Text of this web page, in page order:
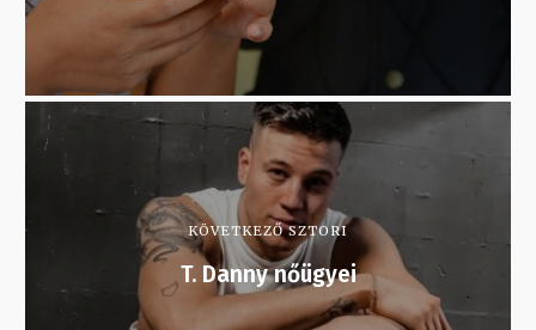
KÖVETKEZŐ SZTORI
T. Danny nőügyei